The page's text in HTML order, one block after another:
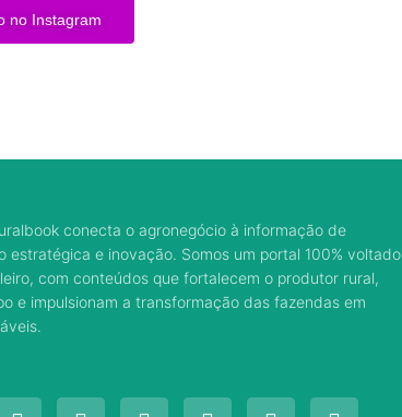
no Instagram
conecta o agronegócio à informação de
estratégica e inovação. Somos um portal 100% voltado
com conteúdos que fortalecem o produtor rural,
e impulsionam a transformação das fazendas em